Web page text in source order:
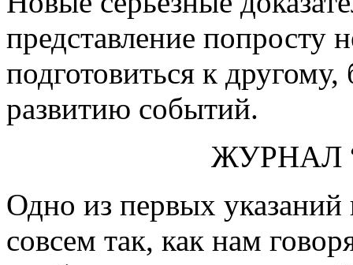
представление попросту
подготовиться к
развитию событий.
ЖУРНАЛ
Одно из первых указаний
совсем так, как нам